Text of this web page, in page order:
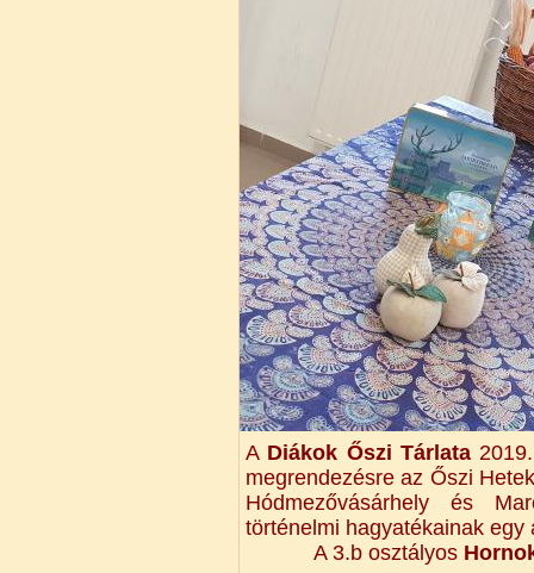
A Diákok Őszi Tárlata2019.
megrendezésre az Őszi
Hódmezővásárhely és
történelmi hagyatékainak
A 3.b osztályos